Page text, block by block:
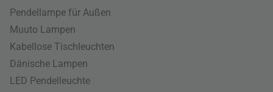
Pendellampe für Außen
Muuto Lampen
Kabellose Tischleuchten
Dänische Lampen
LED Pendelleuchte